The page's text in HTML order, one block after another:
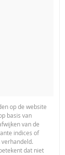
op de website
basis van
van de
indices of
dat niet